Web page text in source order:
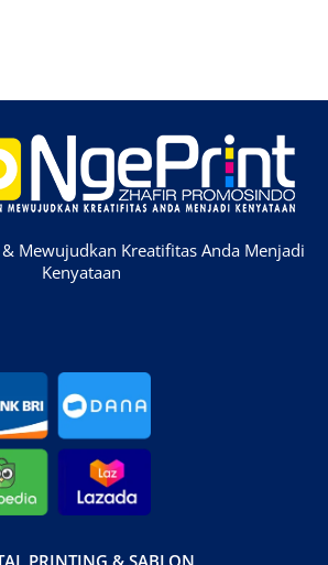
Mewujudkan Kreatifitas Anda Menjadi
Kenyataan
PRINTING & SABLON